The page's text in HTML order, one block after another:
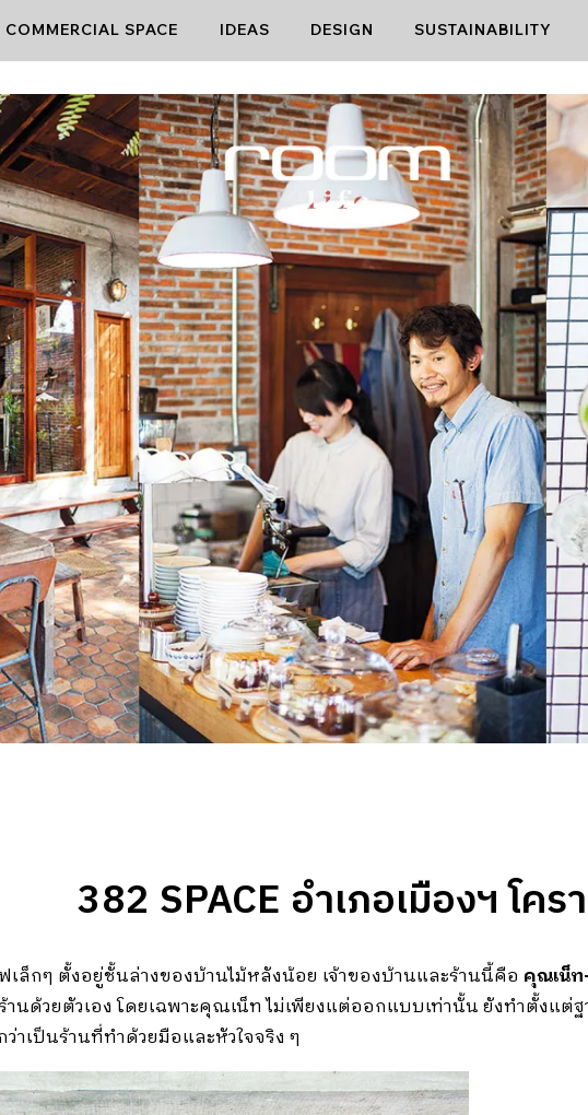
COMMERCIAL SPACE IDEAS DESIGN SUSTAINABILITY
382 SPACE อำเภอเมืองฯ โคร
เล็กๆ ตั้งอยู่ชั้นล่างของบ้านไม้หลังน้อย เจ้าของบ้านและร้านนี้คือ คุณเน็ท
นด้วยตัวเอง โดยเฉพาะคุณเน็ท ไม่เพียงแต่ออกแบบเท่านั้น ยังทำตั้งแต่
าเป็นร้านที่ทำด้วยมือและหัวใจจริง ๆ